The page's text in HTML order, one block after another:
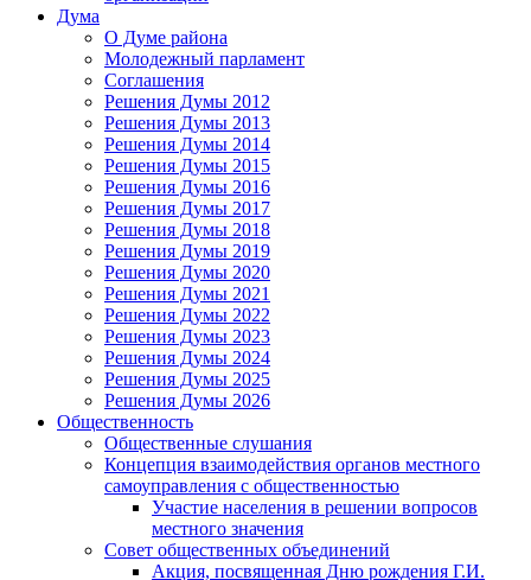
Дума
О Думе района
Молодежный парламент
Соглашения
Решения Думы 2012
Решения Думы 2013
Решения Думы 2014
Решения Думы 2015
Решения Думы 2016
Решения Думы 2017
Решения Думы 2018
Решения Думы 2019
Решения Думы 2020
Решения Думы 2021
Решения Думы 2022
Решения Думы 2023
Решения Думы 2024
Решения Думы 2025
Решения Думы 2026
Общественность
Общественные слушания
Концепция взаимодействия органов местного
самоуправления с общественностью
Участие населения в решении вопросов
местного значения
Совет общественных объединений
Акция, посвященная Дню рождения Г.И.